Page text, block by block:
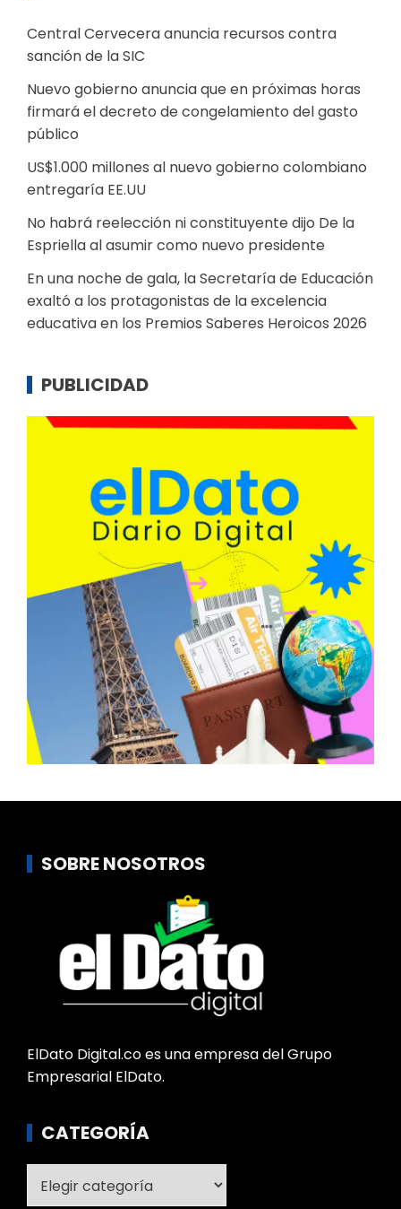
Central Cervecera anuncia recursos contra
sanción de la SIC
Nuevo gobierno anuncia que en próximas horas
firmará el decreto de congelamiento del gasto
público
US$1.000 millones al nuevo gobierno colombiano
entregaría EE.UU
No habrá reelección ni constituyente dijo De la
Espriella al asumir como nuevo presidente
En una noche de gala, la Secretaría de Educación
exaltó a los protagonistas de la excelencia
educativa en los Premios Saberes Heroicos 2026
PUBLICIDAD
SOBRE NOSOTROS
ElDato Digital.co es una empresa del Grupo
Empresarial ElDato.
CATEGORÍA